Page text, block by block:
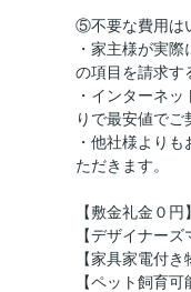
⑤不要な費用は
・家主様が実
の項目を請求す
・インターネ
りで最安値でご
・他社様より
ただきます。
【敷金礼金０円】
【デザイナーズ
【家具家電付き
【ペット飼育可